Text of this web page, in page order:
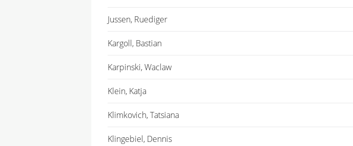
Jussen, Ruediger
Kargoll, Bastian
Karpinski, Waclaw
Klein, Katja
Klimkovich, Tatsiana
Klingebiel, Dennis